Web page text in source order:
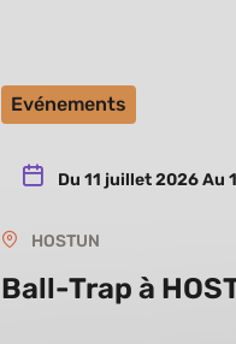
Evénements
Du 11 juillet 2026 Au
HOSTUN
Ball-Trap à